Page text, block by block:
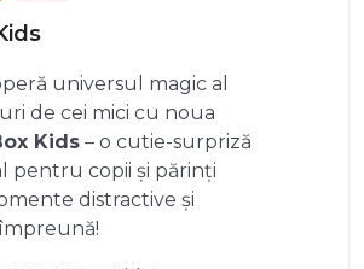
universul magic al
de cei mici cu noua
Kids – o cutie-surpriză
pentru copii și părinți
distractive și